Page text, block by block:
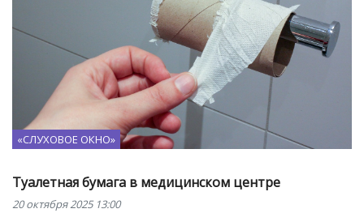
«СЛУХОВОЕ ОКНО»
Туалетная бумага в медицинском центре
20 октября 2025 13:00